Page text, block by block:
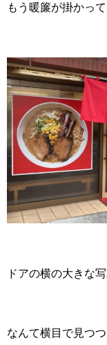
もう暖簾が掛かって
ドアの横の大きな
なんて横目で見つ